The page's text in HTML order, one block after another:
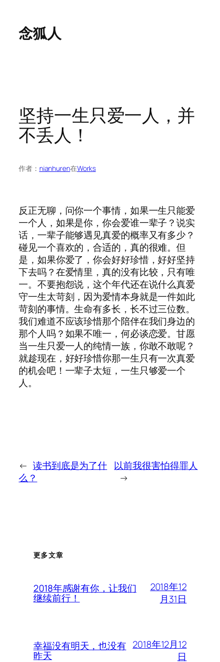
念狐人
坚持一生只爱一人，并
不丢人！
作者： nianhuren在Works
反正无聊，问你一个事情，如果一生只能爱
一个人，如果是你，你会爱谁一辈子？说实
话，一辈子能够遇见真爱的概率又有多少？
碰见一个喜欢的，合适的，真的很难。但
是，如果你爱了，你会好好珍惜，好好坚持
下去吗？在爱情里，真的没有比较，只有唯
一。不要抱怨说，这个年代还在说什么真爱
守一生太苛刻，因为爱情本身就是一件如此
苛刻的事情。生命有多长，长不过三位数。
我们难道不应该珍惜那个陪伴在我们身边的
那个人吗？如果不唯一，何必谈恋爱。甘愿
当一生只爱一人的纯情一族，你敢不敢呢？
就趁现在，好好珍惜你那一生只有一次真爱
的机会吧！一辈子太短，一生只够爱一个
人。
← 读书到底是为了什
么？
以前我很害怕得罪人
→
更多文章
2018年感谢有你，让我们
继续前行！
2018年12
月31日
幸福没有明天，也没有
昨天
2018年12月12
日